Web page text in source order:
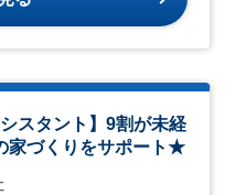
スタント】9割が未経
家づくりをサポート★